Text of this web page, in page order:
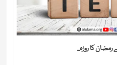
کا روزہ...